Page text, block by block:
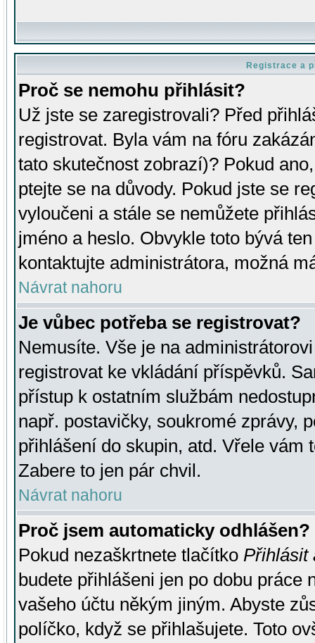
Registrace a
Proč se nemohu přihlásit?
Už jste se zaregistrovali? Před
registrovat. Byla vám na fóru
tato skutečnost zobrazí)? Pokud
ptejte se na důvody. Pokud jste se
vyloučeni a stále se nemůžete
jméno a heslo. Obvykle toto bývá
kontaktujte administrátora, možná
Návrat nahoru
Je vůbec potřeba se registrovat?
Nemusíte. Vše je na
registrovat ke vkládání příspěvků.
přístup k ostatním službám
např. postavičky, soukromé zprávy,
přihlášení do skupin, atd. Vřele vám
Zabere to jen pár chvil.
Návrat nahoru
Proč jsem automaticky odhlášen?
Pokud nezaškrtnete tlačítko Přihlásit
budete přihlášeni jen po dobu práce
vašeho účtu někým jiným. Abyste
políčko, když se přihlašujete. Toto